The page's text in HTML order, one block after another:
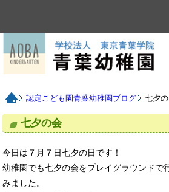
認定こども園青葉幼稚園ブログ 七夕
七夕の会
今日は７月７日七夕の日です！
幼稚園でも七夕の会をプレイグラウンドで
みました。